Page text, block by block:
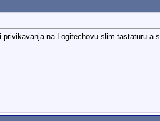
na Logitechovu slim tastaturu a